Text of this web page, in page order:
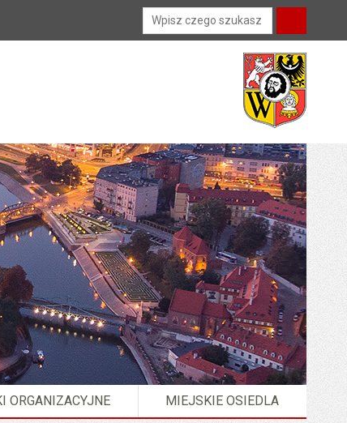
Wyszukiwarka
ORGANIZACYJNE MIEJSKIE OSIEDLA